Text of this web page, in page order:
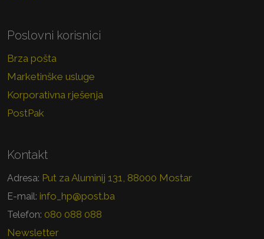
Poslovni korisnici
Brza pošta
Marketinške usluge
Korporativna rješenja
PostPak
Kontakt
Adresa: Put za Aluminij 131, 88000 Mostar
E-mail: info_hp@post.ba
Telefon: 080 088 088
Newsletter